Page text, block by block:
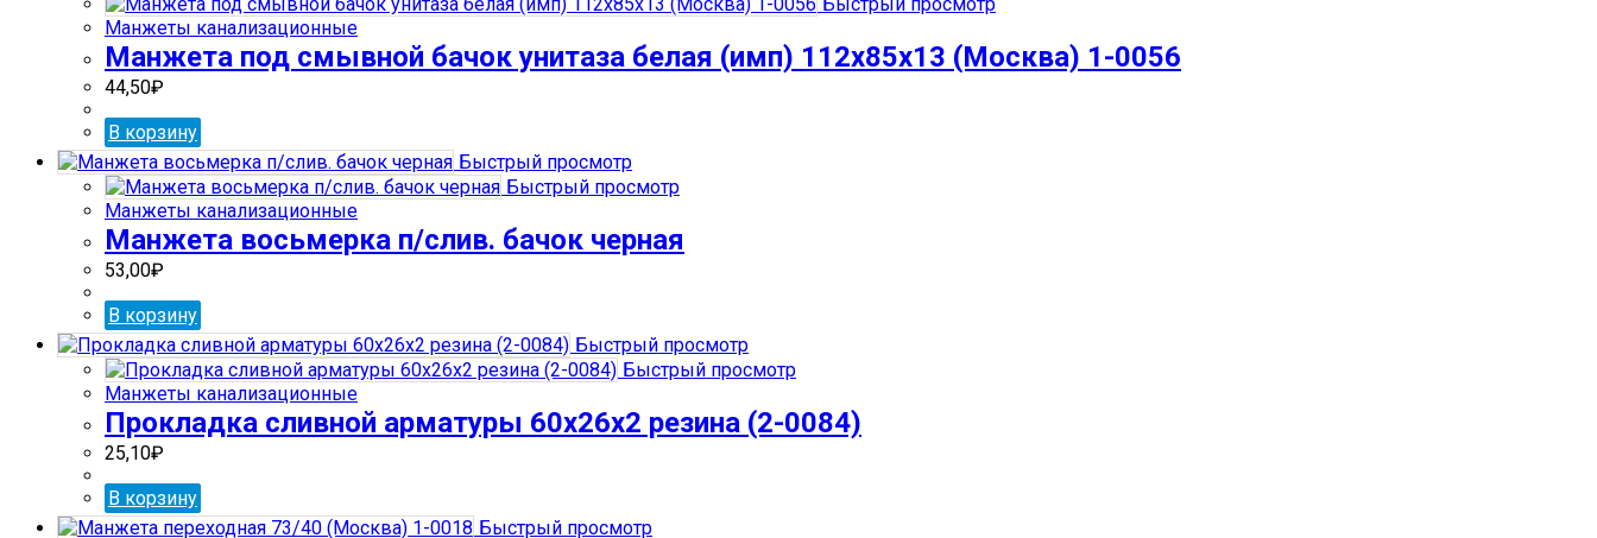
Манжеты канализационные
Манжета под смывной бачок унитаза белая (имп) 112х85х13 (Москва) 1-0056
44,50₽
В корзину
Быстрый просмотр
Быстрый просмотр
Манжеты канализационные
Манжета восьмерка п/слив. бачок черная
53,00₽
В корзину
Быстрый просмотр
Быстрый просмотр
Манжеты канализационные
Прокладка сливной арматуры 60х26х2 резина (2-0084)
25,10₽
В корзину
Быстрый просмотр